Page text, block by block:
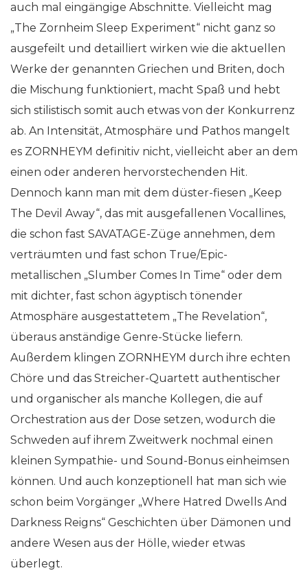
auch mal eingängige Abschnitte. Vielleicht mag
„The Zornheim Sleep Experiment“ nicht ganz so
ausgefeilt und detailliert wirken wie die aktuellen
Werke der genannten Griechen und Briten, doch
die Mischung funktioniert, macht Spaß und hebt
sich stilistisch somit auch etwas von der Konkurrenz
ab. An Intensität, Atmosphäre und Pathos mangelt
es ZORNHEYM definitiv nicht, vielleicht aber an dem
einen oder anderen hervorstechenden Hit.
Dennoch kann man mit dem düster-fiesen „Keep
The Devil Away“, das mit ausgefallenen Vocallines,
die schon fast SAVATAGE-Züge annehmen, dem
verträumten und fast schon True/Epic-
metallischen „Slumber Comes In Time“ oder dem
mit dichter, fast schon ägyptisch tönender
Atmosphäre ausgestattetem „The Revelation“,
überaus anständige Genre-Stücke liefern.
Außerdem klingen ZORNHEYM durch ihre echten
Chöre und das Streicher-Quartett authentischer
und organischer als manche Kollegen, die auf
Orchestration aus der Dose setzen, wodurch die
Schweden auf ihrem Zweitwerk nochmal einen
kleinen Sympathie- und Sound-Bonus einheimsen
können. Und auch konzeptionell hat man sich wie
schon beim Vorgänger „Where Hatred Dwells And
Darkness Reigns“ Geschichten über Dämonen und
andere Wesen aus der Hölle, wieder etwas
überlegt.